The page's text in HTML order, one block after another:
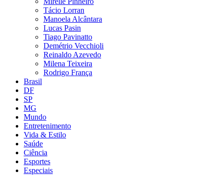
Tácio Lorran
Manoela Alcântara
Lucas Pasin
Tiago Pavinatto
Demétrio Vecchioli
Reinaldo Azevedo
Milena Teixeira
Rodrigo França
Brasil
DF
SP
MG
Mundo
Entretenimento
Vida & Estilo
Saúde
Ciência
Esportes
Especiais